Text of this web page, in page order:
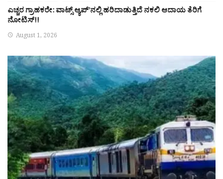
ಎಚ್ಚರ ಗ್ರಾಹಕರೇ: ವಾಟ್ಸ್ ಆ್ಯಪ್’ನಲ್ಲಿ ಹರಿದಾಡುತ್ತಿದೆ ನಕಲಿ ಆದಾಯ ತೆರಿಗೆ
ನೋಟಿಸ್!!
August 1, 2026